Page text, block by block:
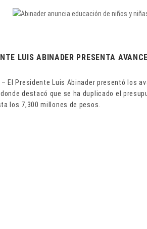
LUIS ABINADER PRESENTA
– El Presidente Luis Abinader presentó los
destacó que se ha duplicado el
los 7,300 millones de pesos.